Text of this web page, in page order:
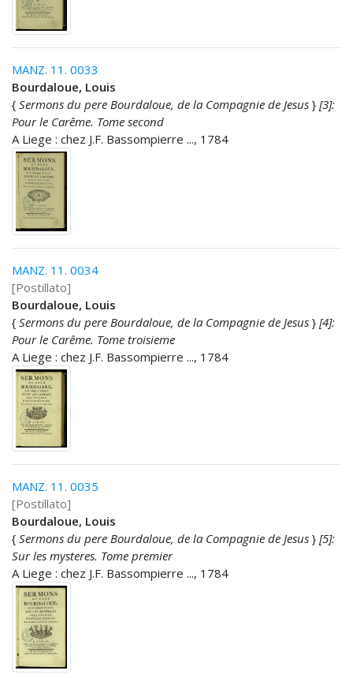
MANZ. 11. 0033
Bourdaloue, Louis
{ Sermons du pere Bourdaloue, de la Compagnie de Jesus } [3]:
Pour le Carême. Tome second
A Liege : chez J.F. Bassompierre ..., 1784
MANZ. 11. 0034
[Postillato]
Bourdaloue, Louis
{ Sermons du pere Bourdaloue, de la Compagnie de Jesus } [4]:
Pour le Carême. Tome troisieme
A Liege : chez J.F. Bassompierre ..., 1784
MANZ. 11. 0035
[Postillato]
Bourdaloue, Louis
{ Sermons du pere Bourdaloue, de la Compagnie de Jesus } [5]:
Sur les mysteres. Tome premier
A Liege : chez J.F. Bassompierre ..., 1784